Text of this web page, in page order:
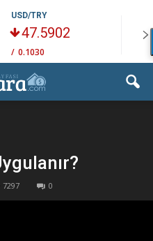
USD/TRY
47.5902
/ 0.1030 /
7297 0